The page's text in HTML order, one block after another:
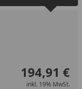
eins erhöhen
194,91 €
inkl. 19% MwSt.